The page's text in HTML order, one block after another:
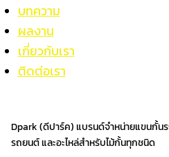
บทความ
ผลงาน
เกี่ยวกับเรา
ติดต่อเรา
Dpark (ดีปาร์ค) แบรนด์จำหน่ายแขนกั้น
รถยนต์ และอะไหล่สำหรับไม้กั้นทุกชนิด